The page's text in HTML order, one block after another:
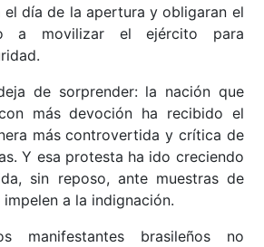
el día de la apertura y obligaran el
a movilizar el ejército para
de sorprender: la nación que
más devoción ha recibido el
más controvertida y crítica de
Y esa protesta ha ido creciendo
sin reposo, ante muestras de
a la indignación.
brasileños no